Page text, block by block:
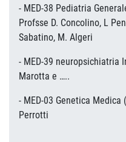
- MED-38 Pediatria
Profsse D. Concolino, L
Sabatino, M. Algeri
- MED-39 neuropsichiatria
Marotta e …..
- MED-03 Genetica Medica
Perrotti